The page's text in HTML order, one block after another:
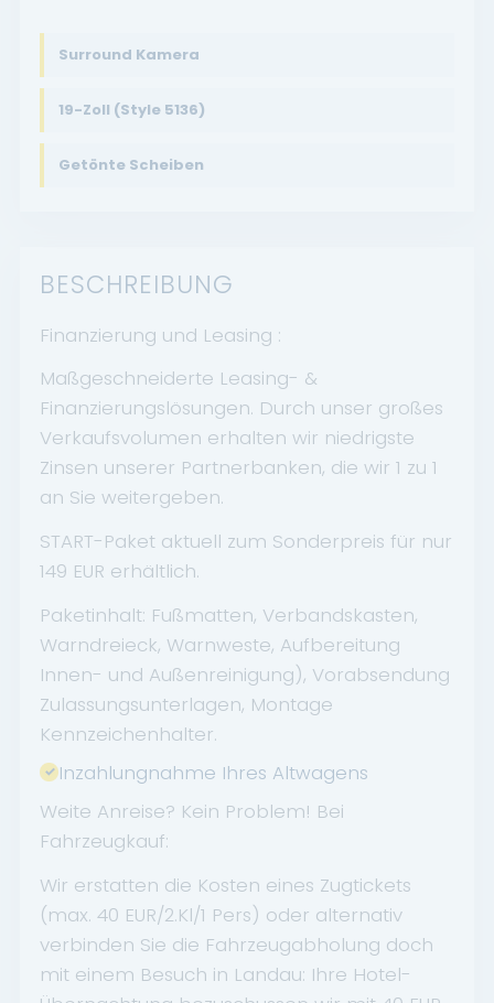
Surround Kamera
19-Zoll (Style 5136)
Getönte Scheiben
BESCHREIBUNG
Finanzierung und Leasing :
Maßgeschneiderte Leasing- &
Finanzierungslösungen. Durch unser großes
Verkaufsvolumen erhalten wir niedrigste
Zinsen unserer Partnerbanken, die wir 1 zu 1
an Sie weitergeben.
START-Paket aktuell zum Sonderpreis für nur
149 EUR erhältlich.
Paketinhalt: Fußmatten, Verbandskasten,
Warndreieck, Warnweste, Aufbereitung
Innen- und Außenreinigung), Vorabsendung
Zulassungsunterlagen, Montage
Kennzeichenhalter.
Inzahlungnahme Ihres Altwagens
Weite Anreise? Kein Problem! Bei
Fahrzeugkauf:
Wir erstatten die Kosten eines Zugtickets
(max. 40 EUR/2.Kl/1 Pers) oder alternativ
verbinden Sie die Fahrzeugabholung doch
mit einem Besuch in Landau: Ihre Hotel-